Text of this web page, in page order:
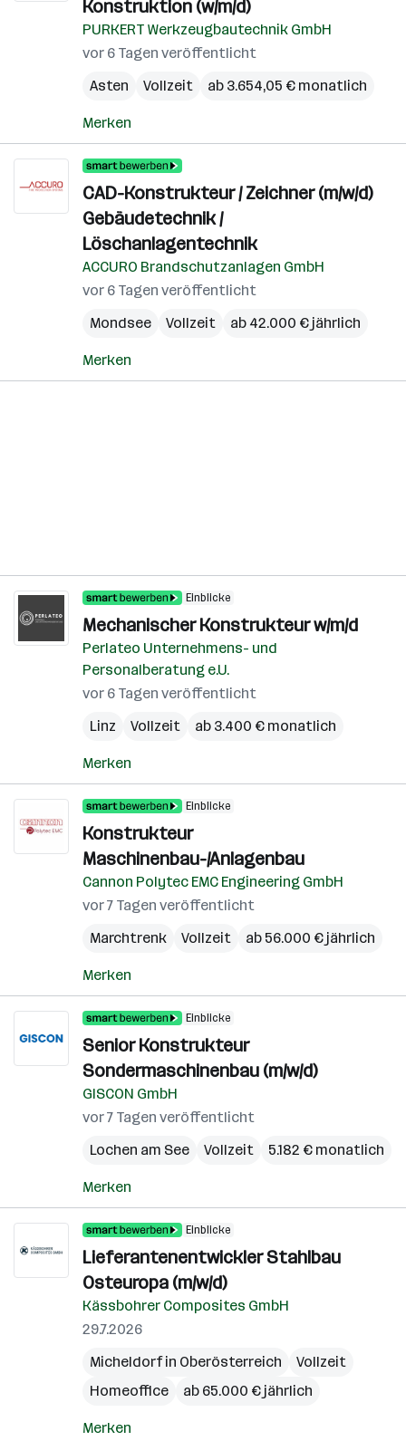
Konstruktion (w/m/d)
PURKERT Werkzeugbautechnik GmbH
vor 6 Tagen veröffentlicht
Asten
Vollzeit ab 3.654,05 € monatlich
Merken
CAD-Konstrukteur / Zeichner (m/w/d)
Gebäudetechnik /
Löschanlagentechnik
ACCURO Brandschutzanlagen GmbH
vor 6 Tagen veröffentlicht
Mondsee
Vollzeit ab 42.000 € jährlich
Merken
Einblicke
Mechanischer Konstrukteur w/m/d
Perlateo Unternehmens- und
Personalberatung e.U.
vor 6 Tagen veröffentlicht
Linz
Vollzeit ab 3.400 € monatlich
Merken
Einblicke
Konstrukteur
Maschinenbau-/Anlagenbau
Cannon Polytec EMC Engineering GmbH
vor 7 Tagen veröffentlicht
Marchtrenk
Vollzeit ab 56.000 € jährlich
Merken
Einblicke
Senior Konstrukteur
Sondermaschinenbau (m/w/d)
GISCON GmbH
vor 7 Tagen veröffentlicht
Lochen am See
Vollzeit 5.182 € monatlich
Merken
Einblicke
Lieferantenentwickler Stahlbau
Osteuropa (m/w/d)
Kässbohrer Composites GmbH
29.7.2026
Micheldorf in Oberösterreich
Vollzeit
Homeoffice
ab 65.000 € jährlich
Merken